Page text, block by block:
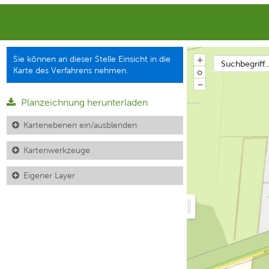
Sie können an dieser Stelle Einsicht in die
Karte des Verfahrens nehmen.
Planzeichnung herunterladen
Kartenebenen ein/ausblenden
Kartenwerkzeuge
Eigener Layer
+
o
−